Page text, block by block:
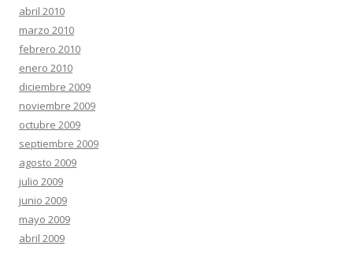
abril 2010
marzo 2010
febrero 2010
enero 2010
diciembre 2009
noviembre 2009
octubre 2009
septiembre 2009
agosto 2009
julio 2009
junio 2009
mayo 2009
abril 2009